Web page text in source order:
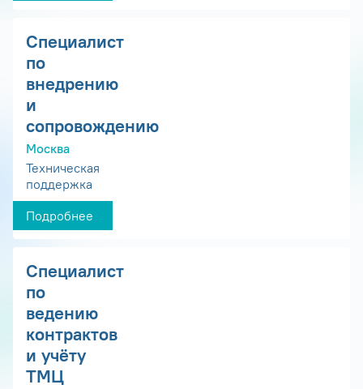
Специалист
по
внедрению
и
сопровождению
Москва
Техническая
поддержка
Подробнее
Специалист
по
ведению
контрактов
и учёту
ТМЦ